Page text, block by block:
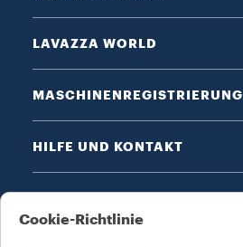
LAVAZZA WORLD
MASCHINENREGISTRIERUNG
HILFE UND KONTAKT
Cookie-Richtlinie